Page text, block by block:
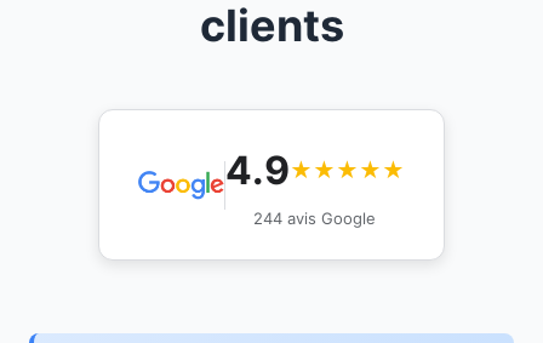
clients
4.9★★★★★
244 avis Google